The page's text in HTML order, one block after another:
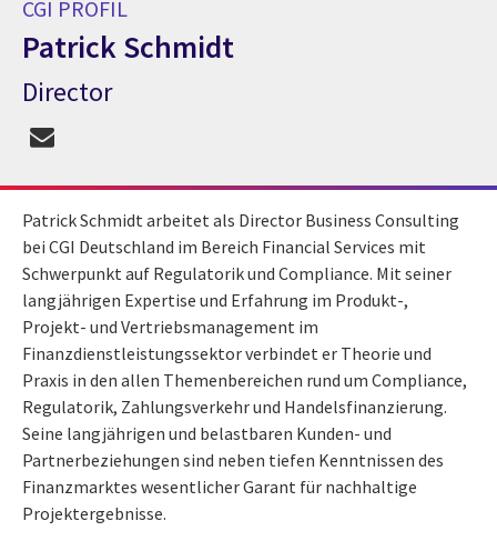
CGI PROFIL
Patrick Schmidt
CGI Profil Patrick Schmidt
Director
Patrick Schmidt arbeitet als Director Business Consulting
bei CGI Deutschland im Bereich Financial Services mit
Schwerpunkt auf Regulatorik und Compliance. Mit seiner
langjährigen Expertise und Erfahrung im Produkt-,
Projekt- und Vertriebsmanagement im
Finanzdienstleistungssektor verbindet er Theorie und
Praxis in den allen Themenbereichen rund um Compliance,
Regulatorik, Zahlungsverkehr und Handelsfinanzierung.
Seine langjährigen und belastbaren Kunden- und
Partnerbeziehungen sind neben tiefen Kenntnissen des
Finanzmarktes wesentlicher Garant für nachhaltige
Projektergebnisse.